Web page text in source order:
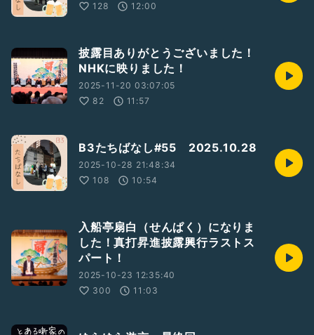
128
12:00
披露目ありがとうございました！
NHKに映りました！
2025-11-20 03:07:05
82
11:57
B3たちばなし#55 2025.10.28
2025-10-28 21:48:34
108
10:54
入船亭扇白（せんぱく）になりま
した！真打昇進披露興行ラストス
パート！
2025-10-23 12:35:40
300
11:03